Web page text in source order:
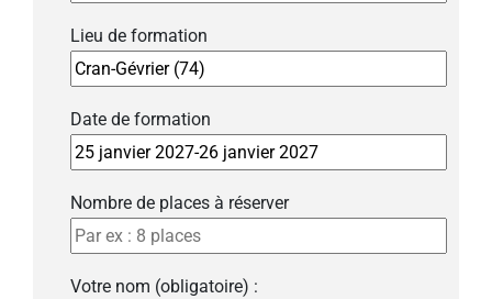
Lieu de formation
Date de formation
Nombre de places à réserver
Votre nom (obligatoire) :